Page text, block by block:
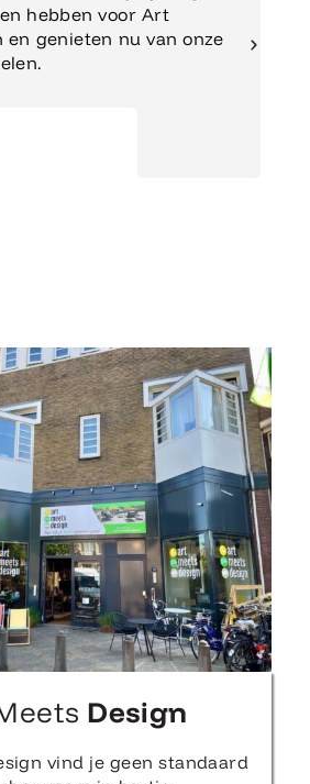
hebben voor Art
en genieten nu van onze
Design
vind je geen standaard